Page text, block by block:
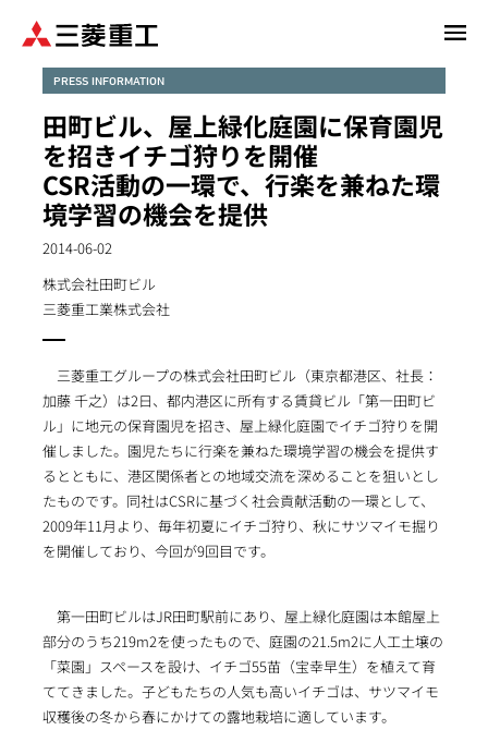
PRESS INFORMATION
田町ビル、屋上緑化庭園に保育園児
を招きイチゴ狩りを開催
CSR活動の一環で、行楽を兼ねた環
境学習の機会を提供
2014-06-02
株式会社田町ビル
三菱重工業株式会社
三菱重工グループの株式会社田町ビル（東京都港区、社長：
加藤 千之）は2日、都内港区に所有する賃貸ビル「第一田町ビ
ル」に地元の保育園児を招き、屋上緑化庭園でイチゴ狩りを開
催しました。園児たちに行楽を兼ねた環境学習の機会を提供す
るとともに、港区関係者との地域交流を深めることを狙いとし
たものです。同社はCSRに基づく社会貢献活動の一環として、
2009年11月より、毎年初夏にイチゴ狩り、秋にサツマイモ掘り
を開催しており、今回が9回目です。
第一田町ビルはJR田町駅前にあり、屋上緑化庭園は本館屋上
部分のうち219m2を使ったもので、庭園の21.5m2に人工土壌の
「菜園」スペースを設け、イチゴ55苗（宝幸早生）を植えて育
ててきました。子どもたちの人気も高いイチゴは、サツマイモ
収穫後の冬から春にかけての露地栽培に適しています。